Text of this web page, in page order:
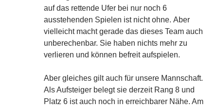
auf das rettende Ufer bei nur noch 6
ausstehenden Spielen ist nicht ohne. Aber
vielleicht macht gerade das dieses Team auch
unberechenbar. Sie haben nichts mehr zu
verlieren und können befreit aufspielen.
Aber gleiches gilt auch für unsere Mannschaft.
Als Aufsteiger belegt sie derzeit Rang 8 und
Platz 6 ist auch noch in erreichbarer Nähe. Am